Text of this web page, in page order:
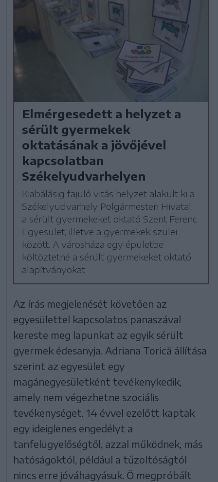
Elmérgesedett a helyzet a
sérült gyermekek
oktatásának a jövőjével
kapcsolatban
Székelyudvarhelyen
Kiabálásig fajuló vitás helyzet alakult ki a
Székelyudvarhely Polgármesteri Hivatal,
a sérült gyermekeket oktató Szent Ferenc
Egyesület, illetve a gyermekek szülei
között. A városháza egy épületbe
költöztetné a sérült gyermekeket oktató
alapítványokat.
Az írás megjelenését követően az
egyesülettel kapcsolatos panaszával
kereste meg lapunkat az egyik sérült
gyermek édesanyja. Adriana Torică állítása
szerint az egyesület egy
magánegyesületként tevékenykedik,
amely nem végezhetne szociális
tevékenységet, 14 évvel ezelőtt kaptak
egy ideiglenes engedélyt a
tanfelügyelőségtől, azzal működnek, más
hatóságoktól, például a tűzoltóságtól
nincs erre jóváhagyásuk. Ő megpróbált